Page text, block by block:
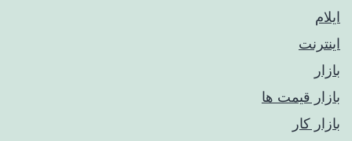
ایلام
اینترنت
بازار
بازار قیمت ها
بازار کار